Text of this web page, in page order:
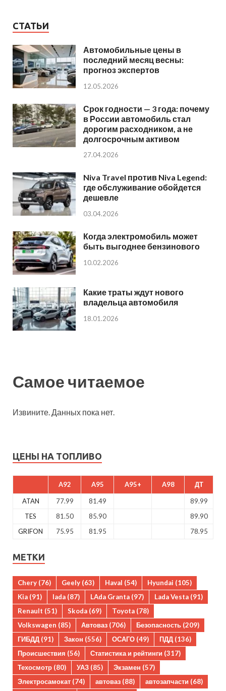
СТАТЬИ
Автомобильные цены в
последний месяц весны:
прогноз экспертов
12.05.2026
Срок годности — 3 года: почему
в России автомобиль стал
дорогим расходником, а не
долгосрочным активом
27.04.2026
Niva Travel против Niva Legend:
где обслуживание обойдется
дешевле
03.04.2026
Когда электромобиль может
быть выгоднее бензинового
10.02.2026
Какие траты ждут нового
владельца автомобиля
18.01.2026
Самое читаемое
Извините. Данных пока нет.
ЦЕНЫ НА ТОПЛИВО
A92 A95 A95+ A98 ДТ
ATAN 77.99 81.49
89.99
TES
81.50 85.90
89.90
GRIFON
75.95 81.95 78.95
МЕТКИ
Chery (76) Geely (63) Haval (54) Hyundai (105)
Kia (91) lada (87) LAda Granta (97) Lada Vesta (91)
Renault (51) Skoda (69) Toyota (78)
Volkswagen (85) Автоваз (706) Безопасность (209)
ГИБДД (91) Закон (556) ОСАГО (49) ПДД (136)
Происшествия (56) Статистика и рейтинги (317)
Техосмотр (80) УАЗ (85) Экзамен (57)
Электросамокат (74) автоваз (88) автозапчасти (68)